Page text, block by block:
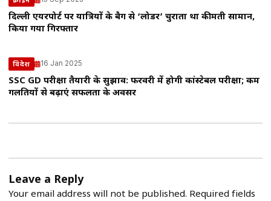
दिल्ली एयरपोर्ट पर यात्रियों के बैग से ‘लोडर’ चुराता था कीमती सामान,
किया गया गिरफ्तार
विदेश 16 Jan 2025
SSC GD परीक्षा तैयारी के सुझाव: फरवरी में होगी कांस्टेबल परीक्षा; कम
गलतियों से बढ़ाएं सफलता के अवसर
Leave a Reply
Your email address will not be published. Required fields